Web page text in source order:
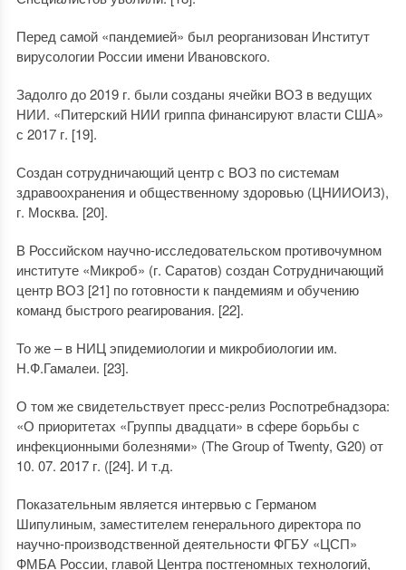
Перед самой «пандемией» был реорганизован Институт
вирусологии России имени Ивановского.
Задолго до 2019 г. были созданы ячейки ВОЗ в ведущих
НИИ. «Питерский НИИ гриппа финансируют власти США»
с 2017 г. [19].
Создан сотрудничающий центр с ВОЗ по системам
здравоохранения и общественному здоровью (ЦНИИОИЗ),
г. Москва. [20].
В Российском научно-исследовательском противочумном
институте «Микроб» (г. Саратов) создан Сотрудничающий
центр ВОЗ [21] по готовности к пандемиям и обучению
команд быстрого реагирования. [22].
То же – в НИЦ эпидемиологии и микробиологии им.
Н.Ф.Гамалеи. [23].
О том же свидетельствует пресс-релиз Роспотребнадзора:
«О приоритетах «Группы двадцати» в сфере борьбы с
инфекционными болезнями» (The Group of Twenty, G20) от
10. 07. 2017 г. ([24]. И т.д.
Показательным является интервью с Германом
Шипулиным, заместителем генерального директора по
научно-производственной деятельности ФГБУ «ЦСП»
ФМБА России, главой Центра постгеномных технологий,